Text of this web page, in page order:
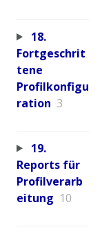
18.
Fortgeschrit
tene
Profilkonfigu
ration 3
19.
Reports für
Profilverarb
eitung 10